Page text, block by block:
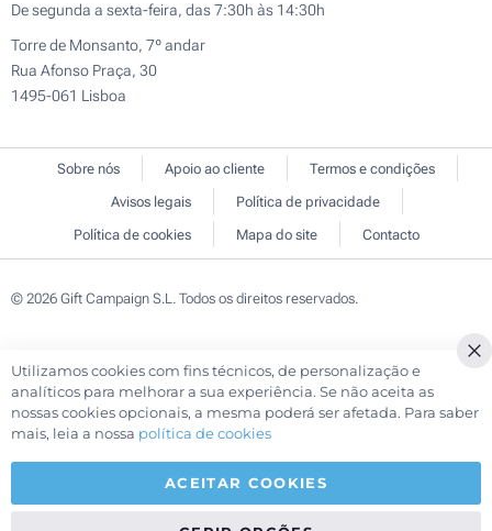
De segunda a sexta-feira, das 7:30h às 14:30h
Torre de Monsanto, 7º andar
Rua Afonso Praça, 30
1495-061 Lisboa
Sobre nós Apoio ao cliente
Termos e condições
Avisos legais
Política de privacidade
Política de cookies
Mapa do site Contacto
© 2026 Gift Campaign S.L. Todos os direitos reservados.
Utilizamos cookies com fins técnicos, de personalização e
analíticos para melhorar a sua experiência. Se não aceita as
nossas cookies opcionais, a mesma poderá ser afetada. Para saber
mais, leia a nossa política de cookies
ACEITAR COOKIES